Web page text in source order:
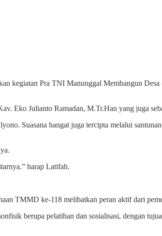
kegiatan Pra TNI Manunggal Membangun
Eko Julianto Ramadan, M.Tr.Han yang juga
Suasana hangat juga tercipta melalui
harap Latifah.
TMMD ke-118 melibatkan peran aktif dari
berupa pelatihan dan sosialisasi, dengan